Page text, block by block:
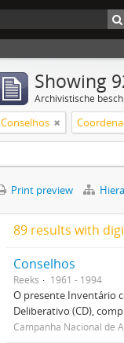
Showing
Archivistische
Conselhos
Print preview
89 results with
Conselhos
Reeks 1961 - 1994
O presente Inventário
Deliberativo (CD),
Campanha Nacional de